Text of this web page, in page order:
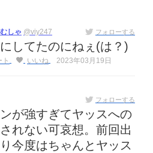
しゃ @viy247 フォローする
してたのにねぇ(は？)
ト いいね
2023年03月19日
フォローする
が強すぎてヤッスへの
れない可哀想。前回出
今度はちゃんとヤッス